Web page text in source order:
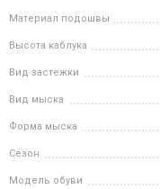
Материал подошвы
Высота каблука
Вид застежки
Вид мыска
Форма мыска
Сезон
Модель обуви